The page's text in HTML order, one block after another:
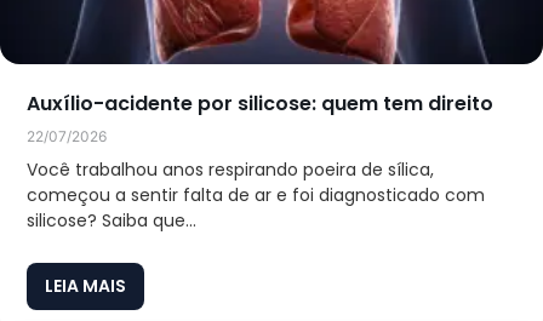
Auxílio-acidente por silicose: quem tem direito
22/07/2026
Você trabalhou anos respirando poeira de sílica,
começou a sentir falta de ar e foi diagnosticado com
silicose? Saiba que...
LEIA MAIS